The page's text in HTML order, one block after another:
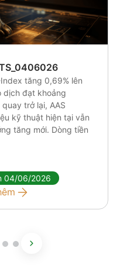
tăng 0,69% lên
dịch đạt khoảng
trở lại, AAS
kỹ thuật hiện tại vẫn
tăng mới. Dòng tiền
04/06/2026